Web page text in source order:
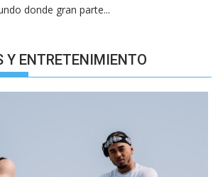
donde gran parte...
Y ENTRETENIMIENTO